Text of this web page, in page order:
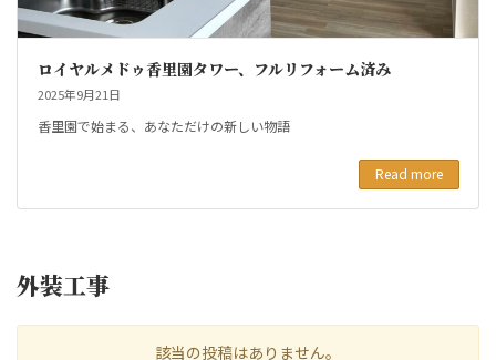
ロイヤルメドゥ香里園タワー、フルリフォーム済み
2025年9月21日
香里園で始まる、あなただけの新しい物語
Read more
外装工事
該当の投稿はありません。